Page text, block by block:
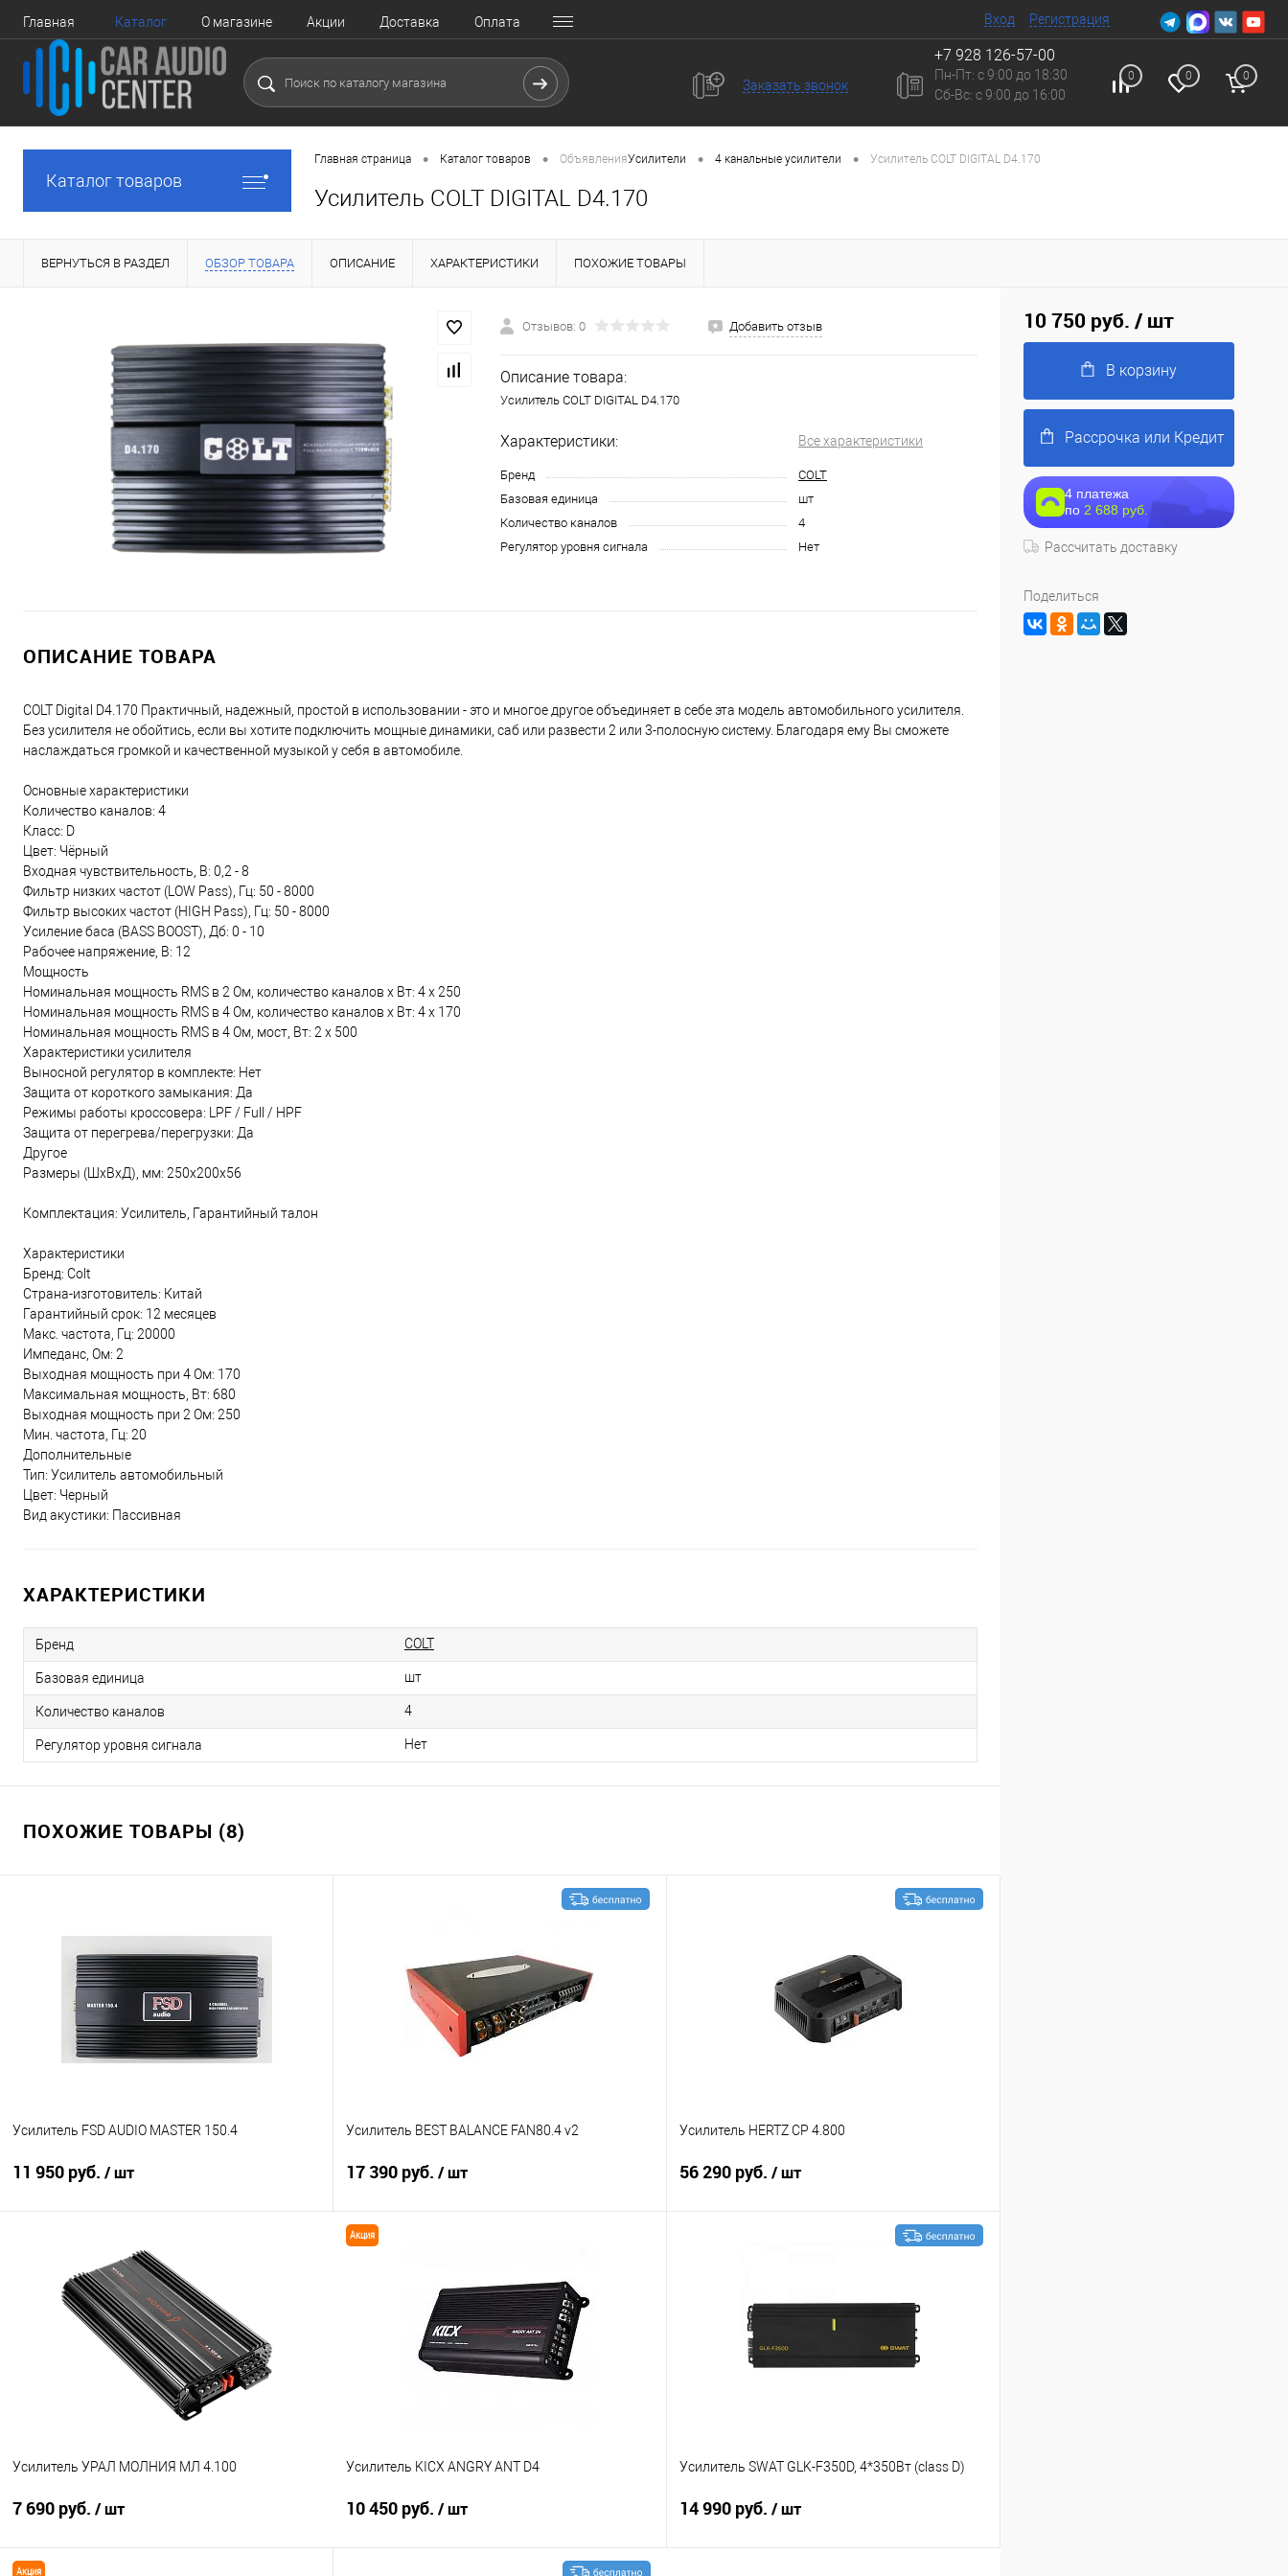
Главная Каталог О магазине Акции Доставка Оплата Вход Регистрация
Заказать звонок
+7 928 126-57-00
Пн-Пт: с 9:00 до 18:30
Сб-Вc: с 9:00 до 16:00
0 0 0
Каталог товаров
Главная страница • Каталог товаров • ОбъявленияУсилители • 4 канальные усилители • Усилитель COLT DIGITAL D4.170
Усилитель COLT DIGITAL D4.170
ВЕРНУТЬСЯ В РАЗДЕЛ ОБЗОР ТОВАРА ОПИСАНИЕ ХАРАКТЕРИСТИКИ ПОХОЖИЕ ТОВАРЫ
Отзывов: 0 Добавить отзыв
Описание товара:
Усилитель COLT DIGITAL D4.170
Характеристики: Все характеристики
Бренд
COLT
Базовая единица
шт
Количество каналов
4
Регулятор уровня сигнала
Нет
ОПИСАНИЕ ТОВАРА
COLT Digital D4.170 Практичный, надежный, простой в использовании - это и многое другое объединяет в себе эта модель автомобильного усилителя.
Без усилителя не обойтись, если вы хотите подключить мощные динамики, саб или развести 2 или 3-полосную систему. Благодаря ему Вы сможете
наслаждаться громкой и качественной музыкой у себя в автомобиле.
Основные характеристики
Количество каналов: 4
Класс: D
Цвет: Чёрный
Входная чувствительность, В: 0,2 - 8
Фильтр низких частот (LOW Pass), Гц: 50 - 8000
Фильтр высоких частот (HIGH Pass), Гц: 50 - 8000
Усиление баса (BASS BOOST), Дб: 0 - 10
Рабочее напряжение, В: 12
Мощность
Номинальная мощность RMS в 2 Ом, количество каналов х Вт: 4 x 250
Номинальная мощность RMS в 4 Ом, количество каналов х Вт: 4 x 170
Номинальная мощность RMS в 4 Ом, мост, Вт: 2 x 500
Характеристики усилителя
Выносной регулятор в комплекте: Нет
Защита от короткого замыкания: Да
Режимы работы кроссовера: LPF / Full / HPF
Защита от перегрева/перегрузки: Да
Другое
Размеры (ШхВхД), мм: 250х200х56
Комплектация: Усилитель, Гарантийный талон
Характеристики
Бренд: Colt
Страна-изготовитель: Китай
Гарантийный срок: 12 месяцев
Макс. частота, Гц: 20000
Импеданс, Ом: 2
Выходная мощность при 4 Ом: 170
Максимальная мощность, Вт: 680
Выходная мощность при 2 Ом: 250
Мин. частота, Гц: 20
Дополнительные
Тип: Усилитель автомобильный
Цвет: Черный
Вид акустики: Пассивная
ХАРАКТЕРИСТИКИ
Бренд COLT
Базовая единица шт
Количество каналов 4
Регулятор уровня сигнала Нет
ПОХОЖИЕ ТОВАРЫ (8)
Усилитель FSD AUDIO MASTER 150.4
11 950 руб. / шт
В корзину
Сравнение В избранное
Усилитель BEST BALANCE FAN80.4 v2
17 390 руб. / шт
В избранное
Усилитель HERTZ CP 4.800
56 290 руб. / шт
Сравнение В избранное
Усилитель УРАЛ МОЛНИЯ МЛ 4.100
7 690 руб. / шт
Акция
Усилитель KICX ANGRY ANT D4
10 450 руб. / шт
Усилитель SWAT GLK-F350D, 4*350Вт (class D)
14 990 руб. / шт
Акция
10 750 руб. / шт
В корзину
Рассрочка или Кредит
4 платежа
по 2 688 руб.
Рассчитать доставку
Поделиться